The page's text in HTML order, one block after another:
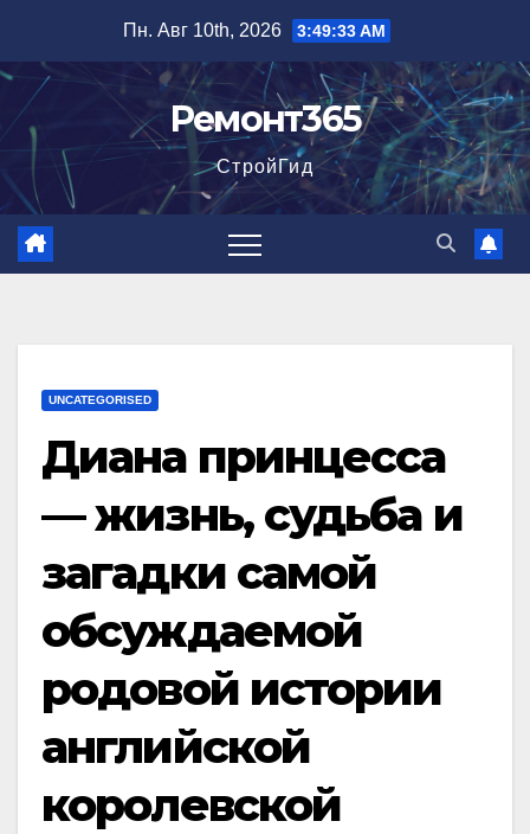
содержимому
Пн. Авг 10th, 2026 3:49:34 AM
Ремонт365
СтройГид
UNCATEGORISED
Диана принцесса
— жизнь, судьба и
загадки самой
обсуждаемой
родовой истории
английской
королевской